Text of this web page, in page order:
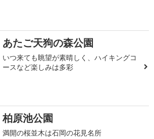
あたご天狗の森公園
いつ来ても眺望が素晴しく、ハイキングコ
ースなど楽しみは多彩
柏原池公園
満開の桜並木は石岡の花見名所